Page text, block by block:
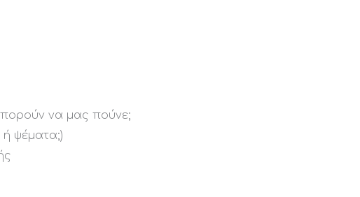
να μας πούνε;
ή ψέματα;)